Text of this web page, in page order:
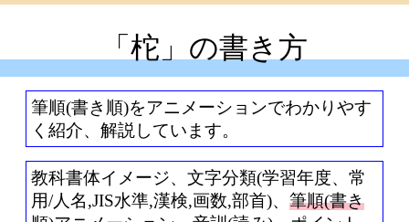
「柁」の書き方
筆順(書き順)をアニメーションでわかりやす
く紹介、解説しています。
教科書体イメージ、文字分類(学習年度、常
用/人名,JIS水準,漢検,画数,部首)、 筆順(書き